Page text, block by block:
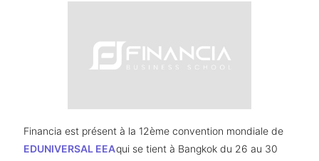
EDUNIVERSAL EEAqui se tient à Bangkok du 26 au 30